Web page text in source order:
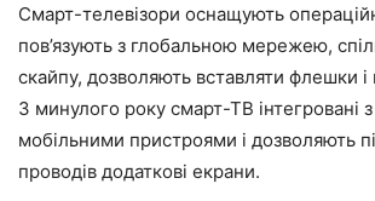
Смарт-телевізори оснащують
пов’язують з глобальною мережею,
скайпу, дозволяють вставляти флешки і
З минулого року смарт-ТВ інтегровані з
мобільними пристроями і дозволяють
проводів додаткові екрани.